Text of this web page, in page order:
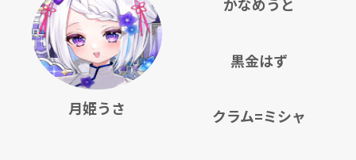
月姫うさ
黒金はず
クラム=ミシャ